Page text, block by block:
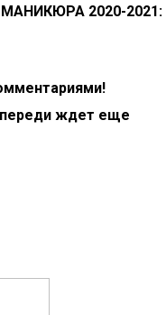
2020-2021:
ждет еще